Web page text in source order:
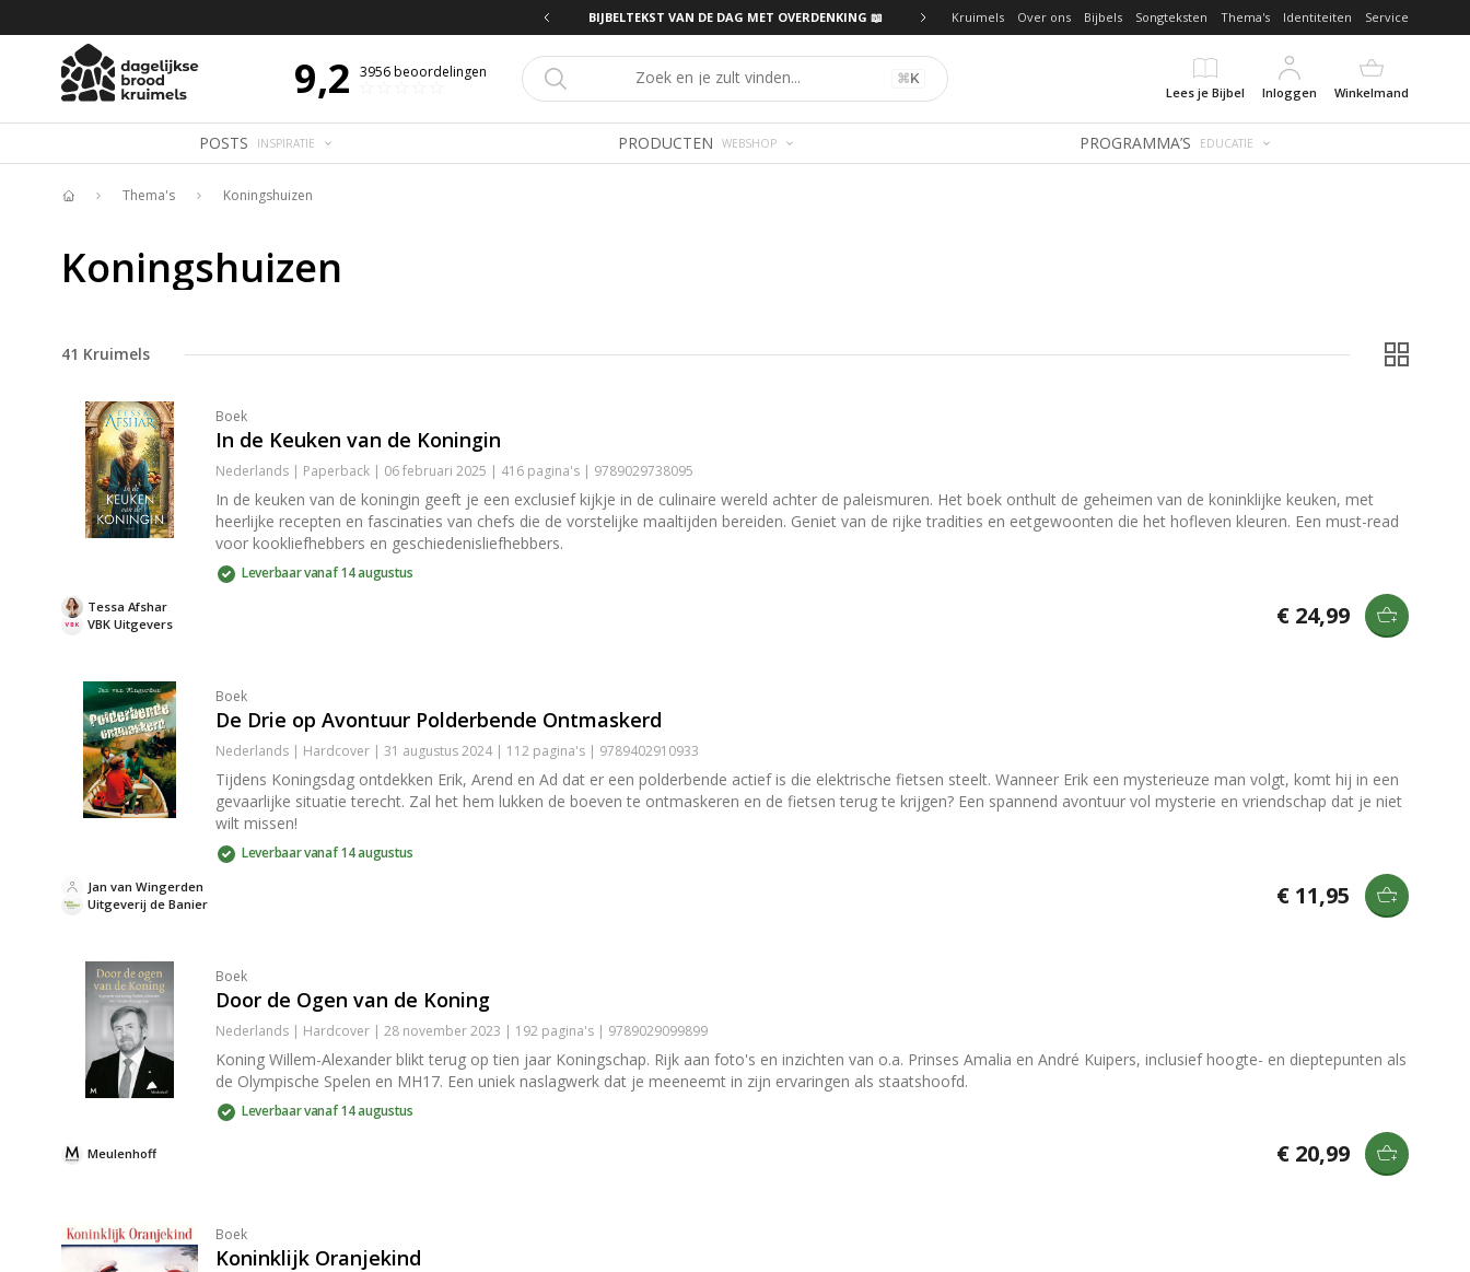
BIJBELTEKST VAN DE DAG MET OVERDENKING 📖 Kruimels Over ons Bijbels Songteksten Thema's Identiteiten Service
9,2 3956beoordelingen ⌘K
Lees je Bijbel
Inloggen Winkelmand
POSTS INSPIRATIE PRODUCTEN WEBSHOP PROGRAMMA’S EDUCATIE
Thema's Koningshuizen
Koningshuizen
41 Kruimels
Boek
In de Keuken van de Koningin
Nederlands | Paperback | 06 februari 2025 | 416 pagina's | 9789029738095
In de keuken van de koningin geeft je een exclusief kijkje in de culinaire wereld achter de paleismuren. Het boek onthult de geheimen van de koninklijke keuken, met
heerlijke recepten en fascinaties van chefs die de vorstelijke maaltijden bereiden. Geniet van de rijke tradities en eetgewoonten die het hofleven kleuren. Een must-read
voor kookliefhebbers en geschiedenisliefhebbers.
Leverbaar vanaf 14 augustus
VBK Uitgevers
Tessa Afshar € 24,99
Boek
De Drie op Avontuur Polderbende Ontmaskerd
Nederlands | Hardcover | 31 augustus 2024 | 112 pagina's | 9789402910933
Tijdens Koningsdag ontdekken Erik, Arend en Ad dat er een polderbende actief is die elektrische fietsen steelt. Wanneer Erik een mysterieuze man volgt, komt hij in een
gevaarlijke situatie terecht. Zal het hem lukken de boeven te ontmaskeren en de fietsen terug te krijgen? Een spannend avontuur vol mysterie en vriendschap dat je niet
wilt missen!
Leverbaar vanaf 14 augustus
Uitgeverij de Banier
Jan van Wingerden € 11,95
Boek
Door de Ogen van de Koning
Nederlands | Hardcover | 28 november 2023 | 192 pagina's | 9789029099899
Koning Willem-Alexander blikt terug op tien jaar Koningschap. Rijk aan foto's en inzichten van o.a. Prinses Amalia en André Kuipers, inclusief hoogte- en dieptepunten als
de Olympische Spelen en MH17. Een uniek naslagwerk dat je meeneemt in zijn ervaringen als staatshoofd.
Leverbaar vanaf 14 augustus
Meulenhoff € 20,99
Boek
Koninklijk Oranjekind